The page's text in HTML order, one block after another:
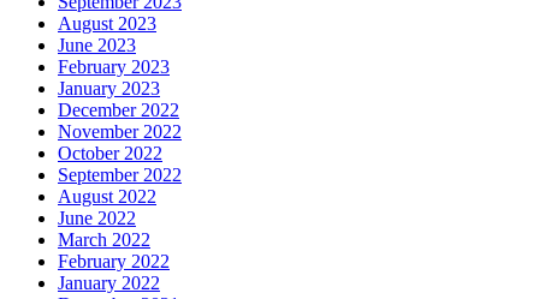
August 2023
June 2023
February 2023
January 2023
December 2022
November 2022
October 2022
September 2022
August 2022
June 2022
March 2022
February 2022
January 2022